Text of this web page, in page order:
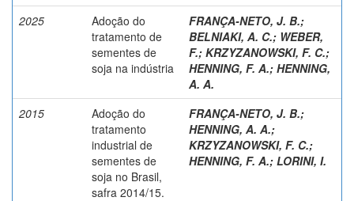
2025
Adoção do
tratamento de
sementes de
soja na indústria
FRANÇA-NETO, J. B.;
BELNIAKI, A. C.; WEBER,
F.; KRZYZANOWSKI, F. C.;
HENNING, F. A.; HENNING,
A. A.
2015
Adoção do
tratamento
industrial de
sementes de
soja no Brasil,
safra 2014/15.
FRANÇA-NETO, J. B.;
HENNING, A. A.;
KRZYZANOWSKI, F. C.;
HENNING, F. A.; LORINI, I.